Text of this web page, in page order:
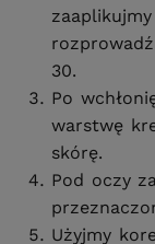
30.
Po
warstwę
skórę.
Pod oczy
Użyjmy